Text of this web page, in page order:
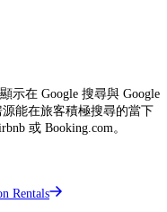
示在 Google 搜尋與 Google
能在旅客積極搜尋的當下
或 Booking.com。
Rentals